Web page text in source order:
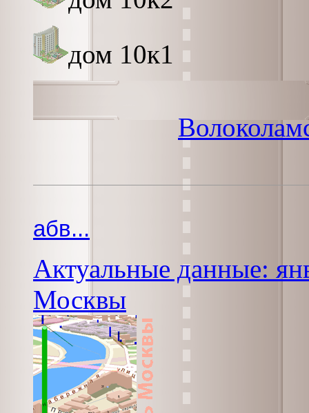
дом 10к1
абв...
Актуальные данные:
Москвы